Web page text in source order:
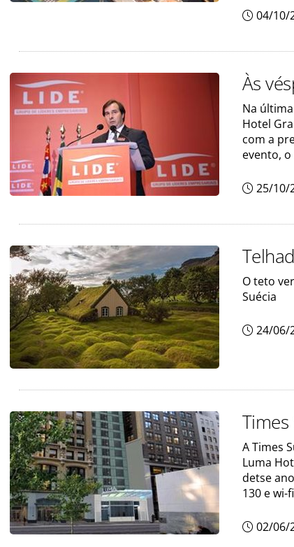
04/10/
Às
Na
Hotel
com a
evento,
25/10/
O teto
Suécia
24/06/
A Times
Luma
detse
130 e
02/06/